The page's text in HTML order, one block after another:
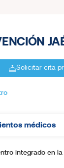
Solicitar cita
médicos
integrado en